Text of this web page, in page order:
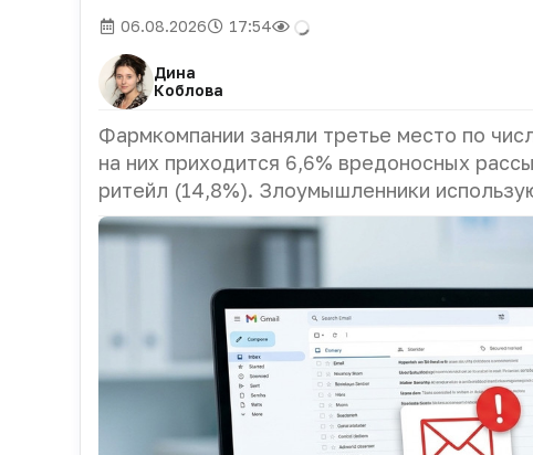
06.08.2026 17:54
Дина
Коблова
Фармкомпании заняли третье место по
на них приходится 6,6% вредоносных
ритейл (14,8%). Злоумышленники